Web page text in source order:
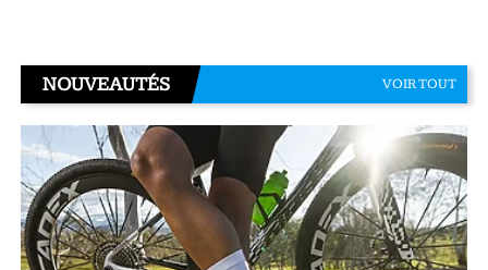
NOUVEAUTÉS VOIR TOUT